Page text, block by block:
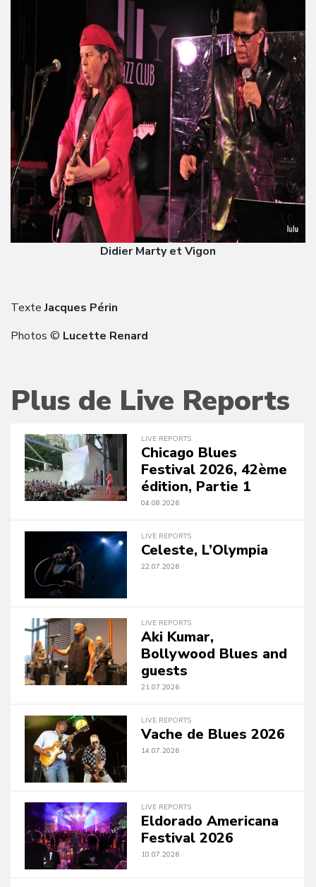
Didier Marty et Vigon
TexteJacques Périn
Photos © Lucette Renard
Plus de Live Reports
LIVE REPORTS
Chicago Blues
Festival 2026, 42ème
édition, Partie 1
04.08.2026
LIVE REPORTS
Celeste, L’Olympia
22.07.2026
LIVE REPORTS
Aki Kumar,
Bollywood Blues and
guests
21.07.2026
LIVE REPORTS
Vache de Blues 2026
14.07.2026
LIVE REPORTS
Eldorado Americana
Festival 2026
10.07.2026